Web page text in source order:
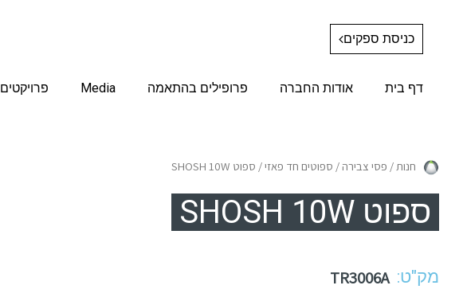
כניסת ספקים
דף בית אודות החברה פרופילים בהתאמה Media פרויקטים
חנות/ פסי צבירה / ספוטים חד פאזי/ ספוט SHOSH 10W
ספוט SHOSH 10W
מק"ט: TR3006A